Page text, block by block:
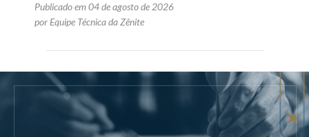
Publicado em 04 de agosto de 2026
por Equipe Técnica da Zênite